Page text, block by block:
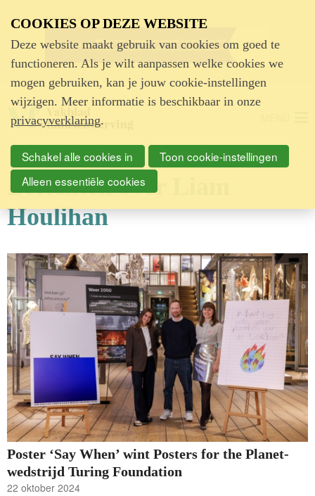
Advertentie
Berichten over Liam
Houlihan
Poster ‘Say When’ wint Posters for the Planet-
wedstrijd Turing Foundation
22 oktober 2024
COOKIES OP DEZE WEBSITE
Deze website maakt gebruik van cookies om goed te
functioneren. Als je wilt aanpassen welke cookies we
mogen gebruiken, kan je jouw cookie-instellingen
wijzigen. Meer informatie is beschikbaar in onze
privacyverklaring.
Schakel alle cookies in
Toon cookie-instellingen
Alleen essentiële cookies